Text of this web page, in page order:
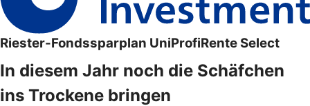
Riester-Fondssparplan UniProfiRente Select
In diesem Jahr noch die Schäfchen
ins Trockene bringen